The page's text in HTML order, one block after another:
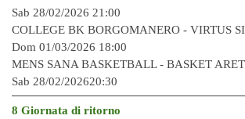
Sab 28/02/2026 21:00
COLLEGE BK BORGOMANERO - VIRTUS
Dom 01/03/2026 18:00
MENS SANA BASKETBALL - BASKET
Sab 28/02/202620:30
8 Giornata di ritorno